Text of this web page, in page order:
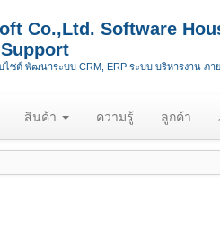
Co.,Ltd. Software
ไซต์ พัฒนาระบบ CRM, ERP ระบบ บริหารงาน ภ
สินค้า ความรู้ ลูกค้า